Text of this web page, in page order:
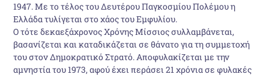
1947. Mε το τέλος του Δευτέρου Παγκοσμίου Πολέμου η
Ελλάδα τυλίγεται στο χάος του Εμφυλίου.
Ο τότε δεκαεξάχρονος Χρόνης Μίσσιος συλλαμβάνεται,
βασανίζεται και καταδικάζεται σε θάνατο για τη συμμετοχή
του στον Δημοκρατικό Στρατό. Αποφυλακίζεται με την
αμνηστία του 1973, αφού έχει περάσει 21 χρόνια σε φυλακές